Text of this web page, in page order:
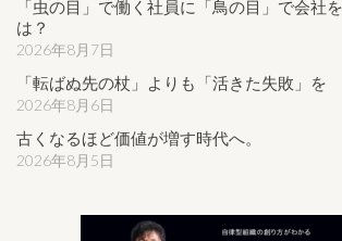
「虫の目」で働く社員に「鳥の目」で会社
は？
2026年8月7日
「転ばぬ先の杖」よりも「活きた失敗」を
2026年8月6日
古くなるほど価値が増す時代へ。
2026年8月5日